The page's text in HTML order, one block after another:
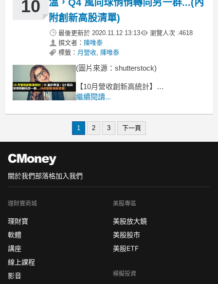
10
溫，Q4 風向球悄悄轉向另一群...(內
附創新高股清單)
最後更新於 2020.11.12 13:13 瀏覽人次 :4618
撰文者： 陳唯泰
標籤： 月營收, 陳唯泰
(圖片來源：shutterstock)
【10月營收創新高統計】
上一週全球都沉浸在美國大選開票的新
所以都沒有發現10月營收已經悄悄公告
了。
不過雖然大家沒在注意，但是唯泰有
繼續閱讀...
1 2 3 下一頁
關於我們部落格加入我們
理財寶商城
理財寶
軟體
講座
線上課程
影音
美股專區
美股放大鏡
美股股市
美股ETF
模擬投資